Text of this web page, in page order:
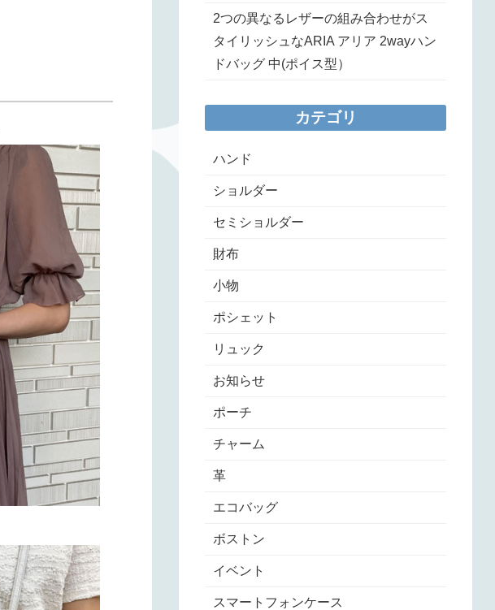
2つの異なるレザーの組み合わせがス
タイリッシュなARIA アリア 2wayハン
ドバッグ 中(ポイス型）
カテゴリ
ハンド
ショルダー
セミショルダー
財布
小物
ポシェット
リュック
お知らせ
ポーチ
チャーム
革
エコバッグ
ボストン
イベント
スマートフォンケース